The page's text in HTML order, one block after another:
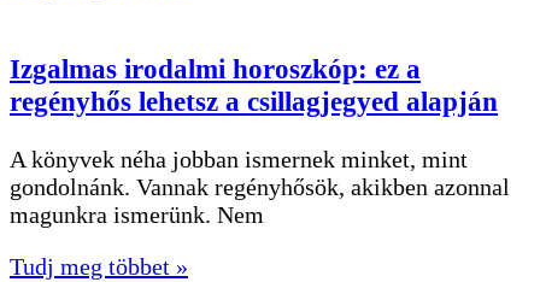
Izgalmas irodalmi horoszkóp: ez a
regényhős lehetsz a csillagjegyed alapján
A könyvek néha jobban ismernek minket, mint
gondolnánk. Vannak regényhősök, akikben azonnal
magunkra ismerünk. Nem
Tudj meg többet »